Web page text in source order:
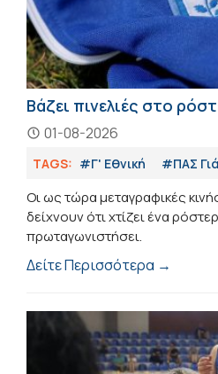
Βάζει πινελιές στο
01-08-2026
TAGS: #Γ' Εθνική #ΠΑΣ
Οι ως τώρα μεταγραφικές
δείχνουν ότι χτίζει ένα
πρωταγωνιστήσει.
Δείτε Περισσότερα →